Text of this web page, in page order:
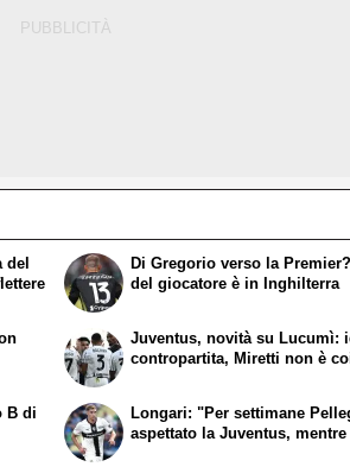
del
Di Gregorio verso la
del giocatore è in Inghilterra
Juventus, novità su Lucumì:
contropartita, Miretti non è
B di
Longari: "Per settimane
aspettato la Juventus,